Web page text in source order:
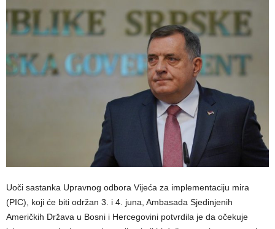
Uoči sastanka Upravnog odbora Vijeća za implementaciju mira
(PIC), koji će biti održan 3. i 4. juna, Ambasada Sjedinjenih
Američkih Država u Bosni i Hercegovini potvrdila je da očekuje